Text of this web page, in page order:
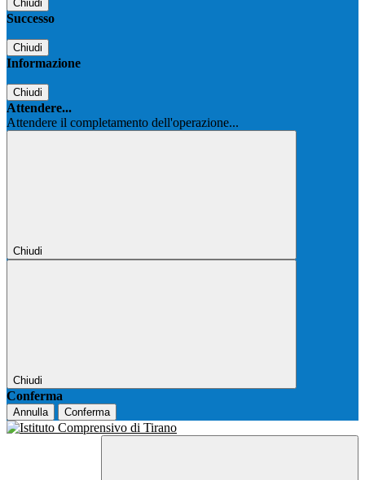
Chiudi
Successo
Chiudi
Informazione
Chiudi
Attendere...
Attendere il completamento dell'operazione...
Chiudi
Chiudi
Conferma
Annulla Conferma